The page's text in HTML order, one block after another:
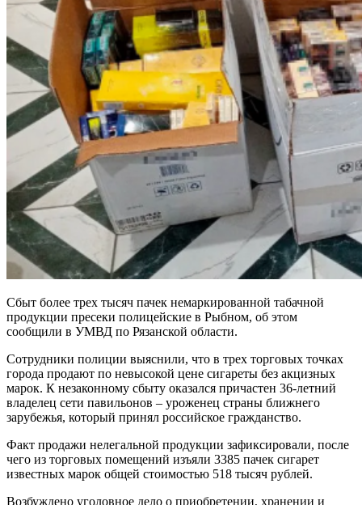
Сбыт более трех тысяч пачек немаркированной табачной
продукции пресеки полицейские в Рыбном, об этом
сообщили в УМВД по Рязанской области.
Сотрудники полиции выяснили, что в трех торговых точках
города продают по невысокой цене сигареты без акцизных
марок. К незаконному сбыту оказался причастен 36-летний
владелец сети павильонов – уроженец страны ближнего
зарубежья, который принял российское гражданство.
Факт продажи нелегальной продукции зафиксировали, после
чего из торговых помещений изъяли 3385 пачек сигарет
известных марок общей стоимостью 518 тысяч рублей.
Возбуждено уголовное дело о приобретении, хранении и